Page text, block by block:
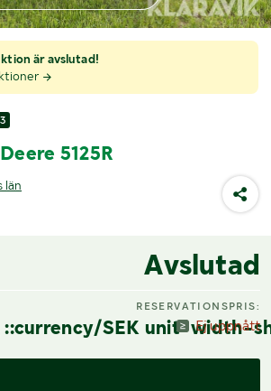
är avslutad!
5125R
län
Avslutad
::currency/SEK unit-width-
RESERVATIONSPRIS:
Ej uppnått